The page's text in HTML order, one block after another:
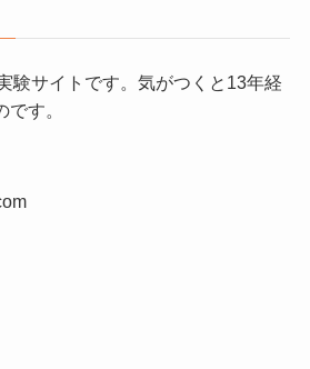
験サイトです。気がつくと13年経
す。